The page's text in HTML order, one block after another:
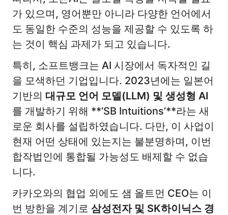
가 있으며, 영어뿐만 아니라 다양한 언어에서
도 동일한 수준의 성능을 제공할 수 있도록 하
는 것이 핵심 과제가 되고 있습니다.
특히, 소프트뱅크는 AI 시장에서 독자적인 길
을 모색하던 기업입니다. 2023년에는 일본어
기반의 대규모 언어 모델(LLM) 및 생성형 AI
를 개발하기 위해 **‘SB Intuitions’**라는 새
로운 회사를 설립하였습니다. 다만, 이 사업이
현재 어떤 상태에 있는지는 불분명하며, 이번
합작법인에 통합될 가능성도 배제할 수 없습
니다.
카카오와의 협업 외에도 샘 올트먼 CEO는 이
번 방한을 계기로 삼성전자 및 SK하이닉스 경